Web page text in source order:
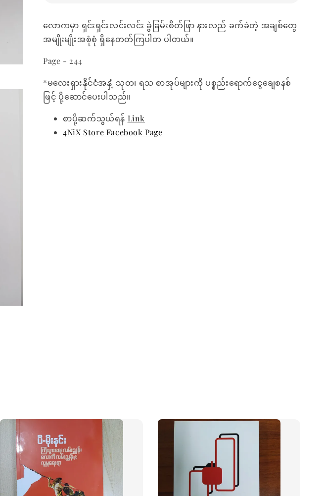
လောကမှာ ရှင်းရှင်းလင်းလင်း ခွဲခြမ်းစိတ်ဖြာ နားလည် ခက်ခဲတဲ့ အချစ်တွေ
အမျိုးမျိုးအစုံစုံ ရှိနေတတ်ကြပါတ ပါတယ်။
Page - 244
*မလေးရှားနိုင်ငံအနှံ့ သုတ၊ ရသ စာအုပ်များကို ပစ္စည်းရောက်ငွေချေစနစ်
ဖြင့် ပို့ဆောင်ပေးပါသည်။
စာပို့ဆက်သွယ်ရန် Link
4NiX Store Facebook Page